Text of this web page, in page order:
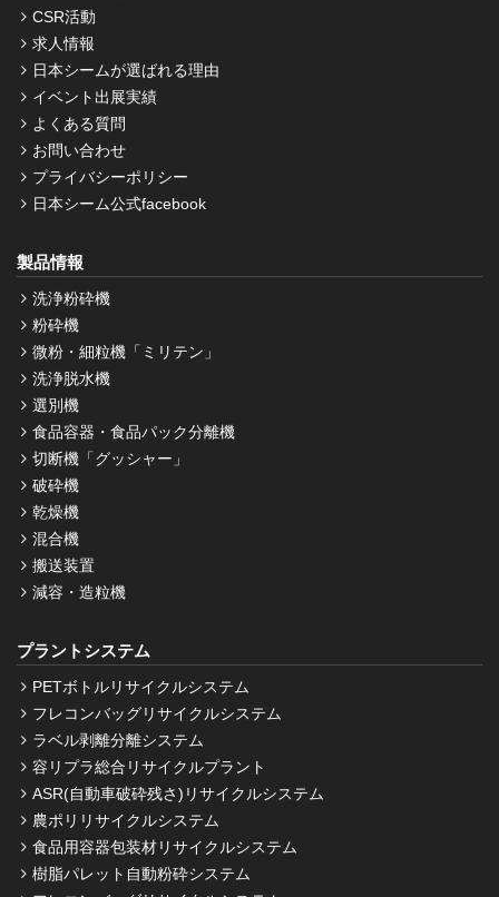
CSR活動
求人情報
日本シームが選ばれる理由
イベント出展実績
よくある質問
お問い合わせ
プライバシーポリシー
日本シーム公式facebook
製品情報
洗浄粉砕機
粉砕機
微粉・細粒機「ミリテン」
洗浄脱水機
選別機
食品容器・食品パック分離機
切断機「グッシャー」
破砕機
乾燥機
混合機
搬送装置
減容・造粒機
プラントシステム
PETボトルリサイクルシステム
フレコンバッグリサイクルシステム
ラベル剥離分離システム
容リプラ総合リサイクルプラント
ASR(自動車破砕残さ)リサイクルシステム
農ポリリサイクルシステム
食品用容器包装材リサイクルシステム
樹脂パレット自動粉砕システム